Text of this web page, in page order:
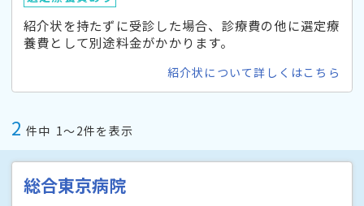
紹介状を持たずに受診した場合、診療費の他に選定療
養費として別途料金がかかります。
紹介状について詳しくはこちら
2 件中 1〜2件を表示
総合東京病院